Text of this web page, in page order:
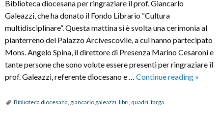
Biblioteca diocesana per ringraziare il prof. Giancarlo
Galeazzi, che ha donato il Fondo Librario “Cultura
multidisciplinare”. Questa mattina si è svolta una cerimonia al
pianterreno del Palazzo Arcivescovile, a cui hanno partecipato
Mons. Angelo Spina, il direttore di Presenza Marino Cesaroni e
tante persone che sono volute essere presenti per ringraziare il
prof. Galeazzi, referente diocesano e … Continue reading Targa
»
Biblioteca diocesana, giancarlo galeazzi, libri, quadri, targa